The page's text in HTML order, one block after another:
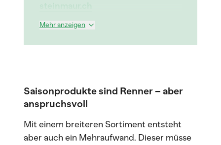
Mehr anzeigen
Saisonprodukte sind Renner – aber
anspruchsvoll
Mit einem breiteren Sortiment entsteht
aber auch ein Mehraufwand. Dieser müsse